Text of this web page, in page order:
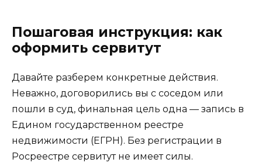
Пошаговая инструкция: как
оформить сервитут
Давайте разберем конкретные действия.
Неважно, договорились вы с соседом или
пошли в суд, финальная цель одна — запись в
Едином государственном реестре
недвижимости (ЕГРН). Без регистрации в
Росреестре сервитут не имеет силы.